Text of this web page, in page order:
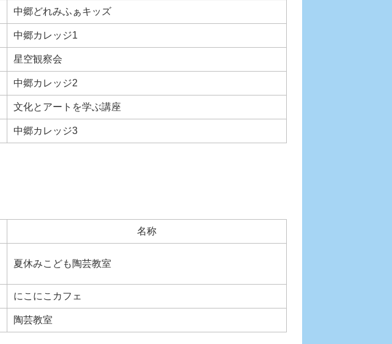
中郷どれみふぁキッズ
中郷カレッジ1
星空観察会
中郷カレッジ2
文化とアートを学ぶ講座
中郷カレッジ3
名称
夏休みこども陶芸教室
にこにこカフェ
陶芸教室